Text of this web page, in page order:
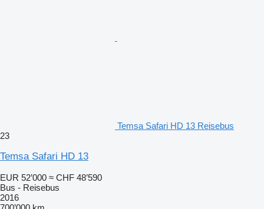
Temsa Safari HD 13 Reisebus
23
Temsa Safari HD 13
EUR 52’000 ≈ CHF 48’590
Bus - Reisebus
2016